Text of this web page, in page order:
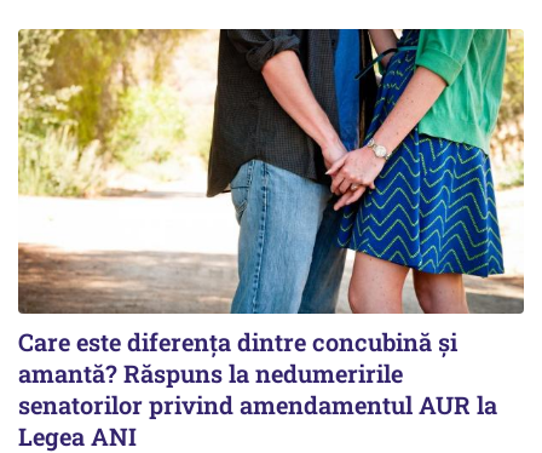
Care este diferența dintre concubină și
amantă? Răspuns la nedumeririle
senatorilor privind amendamentul AUR la
Legea ANI